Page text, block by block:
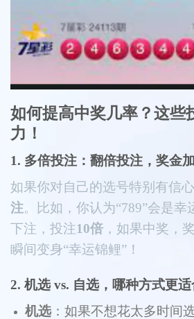
如何提高中奖几率？这些
力！
1. 多倍投注：翻倍投注，奖金
如果你对自己的选号特别有信
注。比如，你认为“789”会是幸
下注，投注10倍 ，如果中奖，
瞬间变身“幸运锦鲤”！
2. 机选 vs. 自选，哪种方式更适
机选：如果不想花太多时间